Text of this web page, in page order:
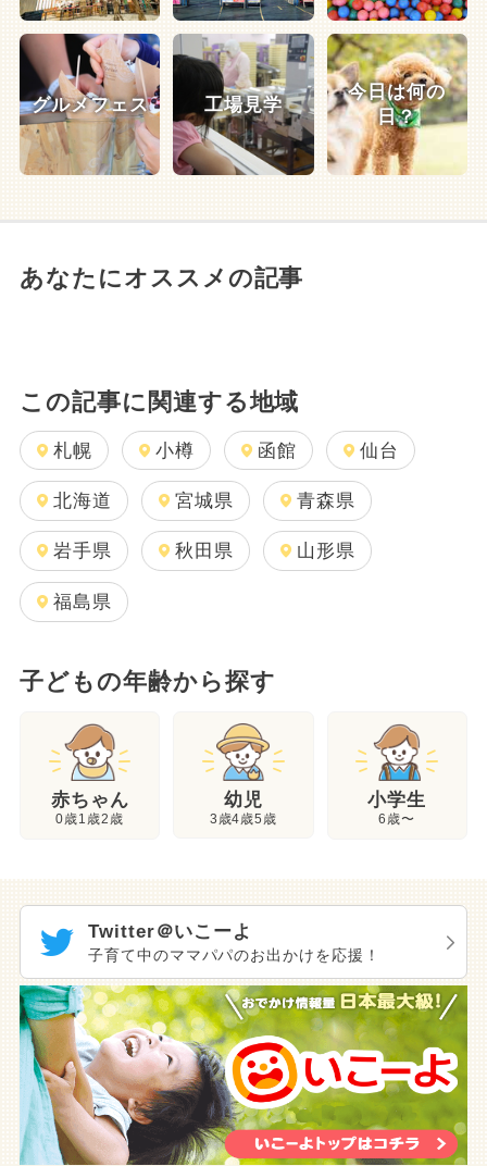
グルメフェス 工場見学
今日は何の
日？
あなたにオススメの記事
この記事に関連する地域
札幌 小樽 函館 仙台
北海道 宮城県 青森県
岩手県 秋田県 山形県
福島県
子どもの年齢から探す
赤ちゃん
0歳1歳2歳
幼児
3歳4歳5歳
小学生
6歳〜
Twitter＠いこーよ
子育て中のママパパのお出かけを応援！